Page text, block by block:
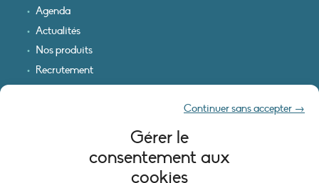
Gérer le
consentement aux
cookies
Continuer sans accepter →
Agenda
Actualités
Nos produits
Recrutement
INFORMATIONS LÉGALES
Mentions légales